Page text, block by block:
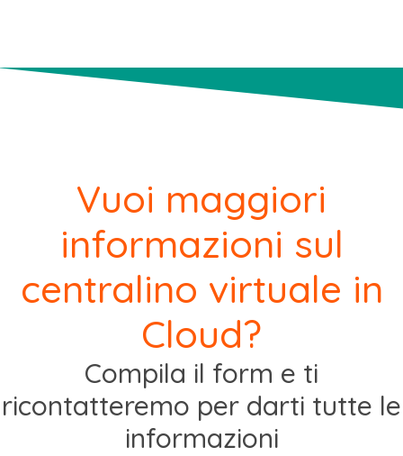
Vuoi maggiori
informazioni sul
centralino virtuale in
Cloud?
Compila il form e ti
ricontatteremo per darti tutte le
informazioni